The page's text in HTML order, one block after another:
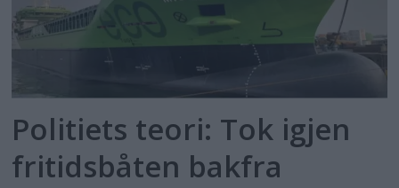
Politiets teori: Tok igjen
fritidsbåten bakfra